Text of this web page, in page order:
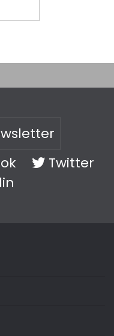
Twitter